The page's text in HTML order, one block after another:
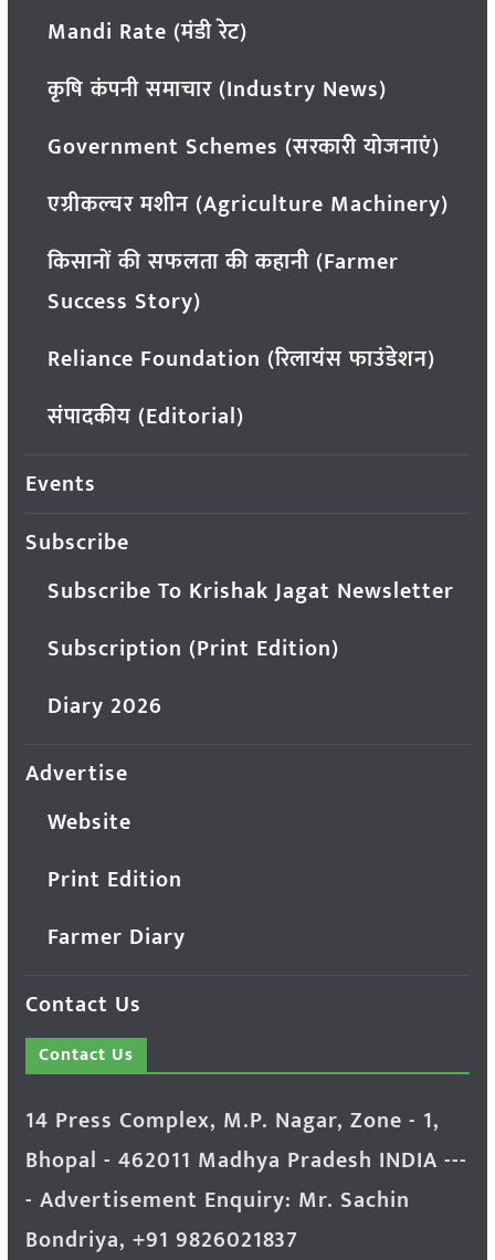
Mandi Rate (मंडी रेट)
कृषि कंपनी समाचार (Industry News)
Government Schemes (सरकारी योजनाएं)
एग्रीकल्चर मशीन (Agriculture Machinery)
किसानों की सफलता की कहानी (Farmer
Success Story)
Reliance Foundation (रिलायंस फाउंडेशन)
संपादकीय (Editorial)
Events
Subscribe
Subscribe To Krishak Jagat Newsletter
Subscription (Print Edition)
Diary 2026
Advertise
Website
Print Edition
Farmer Diary
Contact Us
Contact Us
14 Press Complex, M.P. Nagar, Zone - 1,
Bhopal - 462011 Madhya Pradesh INDIA ---
- Advertisement Enquiry: Mr. Sachin
Bondriya, +91 9826021837